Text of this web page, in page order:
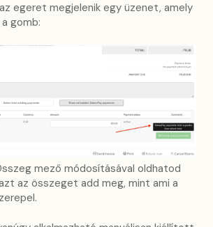
egeret megjelenik egy üzenet, amely
gomb:
mező módosításával oldhatod
az összeget add meg, mint ami a